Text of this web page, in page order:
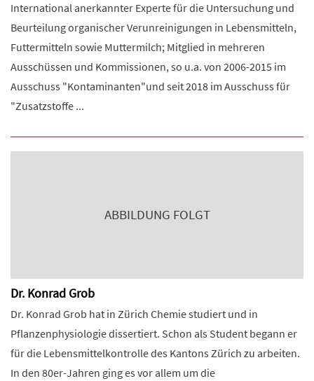
International anerkannter Experte für die Untersuchung und
Beurteilung organischer Verunreinigungen in Lebensmitteln,
Futtermitteln sowie Muttermilch; Mitglied in mehreren
Ausschüssen und Kommissionen, so u.a. von 2006-2015 im
Ausschuss "Kontaminanten"und seit 2018 im Ausschuss für
"Zusatzstoffe ...
ABBILDUNG FOLGT
Dr. Konrad Grob
Dr. Konrad Grob hat in Zürich Chemie studiert und in
Pflanzenphysiologie dissertiert. Schon als Student begann er
für die Lebensmittelkontrolle des Kantons Zürich zu arbeiten.
In den 80er-Jahren ging es vor allem um die